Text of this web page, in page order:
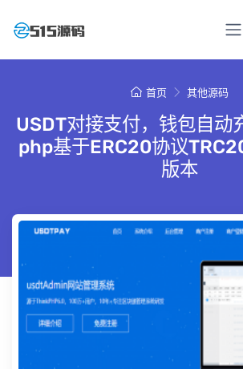
首页 其他源码
USDT对接支付，钱包自动
php基于ERC20协议
版本